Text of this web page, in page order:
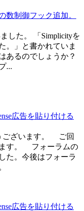
数制御フック追加。
した。 「Simplicityを
。」と書かれていま
あるのでしょうか？
...
広告を貼り付ける
ございます。 ご回
ます。 フォーラムの
た。今後はフォーラ
広告を貼り付ける